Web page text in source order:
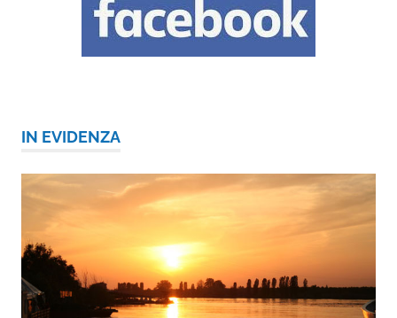
IN EVIDENZA